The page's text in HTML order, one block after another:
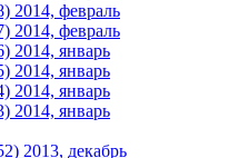
2014, февраль
2014, февраль
2014, январь
2014, январь
2014, январь
2014, январь
2013, декабрь